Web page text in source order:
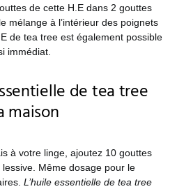
de cette H.E dans 2 gouttes
mélange à l’intérieur des poignets
de tea tree est également possible
immédiat.
de tea tree
maison
à votre linge, ajoutez 10 gouttes
Même dosage pour le
L’huile essentielle de tea tree